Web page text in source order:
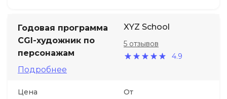
Годовая программа
CGI-художник по
персонажам
Подробнее
XYZ School
4.9
5 отзывов
Цена От